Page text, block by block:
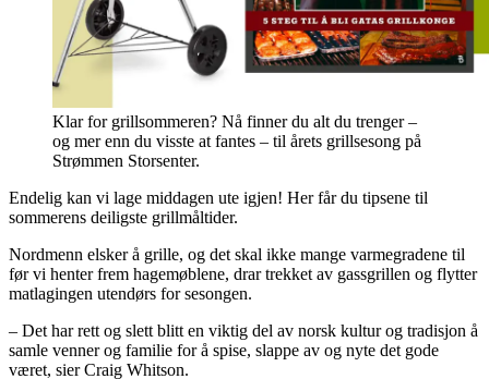
Klar for grillsommeren? Nå finner du alt du trenger –
og mer enn du visste at fantes – til årets grillsesong på
Strømmen Storsenter.
Endelig kan vi lage middagen ute igjen! Her får du tipsene til
sommerens deiligste grillmåltider.
Nordmenn elsker å grille, og det skal ikke mange varmegradene til
før vi henter frem hagemøblene, drar trekket av gassgrillen og flytter
matlagingen utendørs for sesongen.
– Det har rett og slett blitt en viktig del av norsk kultur og tradisjon å
samle venner og familie for å spise, slappe av og nyte det gode
været, sier Craig Whitson.